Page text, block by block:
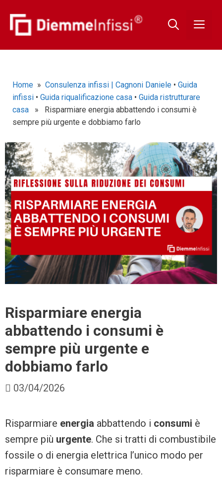
Home » Consulenza infissi | Cagnoni Daniele • Guida
infissi • Guida riqualificazione casa • Guida ristrutturare
casa » Risparmiare energia abbattendo i consumi è
sempre più urgente e dobbiamo farlo
Risparmiare energia
abbattendo i consumi è
sempre più urgente e
dobbiamo farlo
03/04/2026
Risparmiare energia abbattendo i consumi è
sempre più urgente. Che si tratti di combustibile
fossile o di energia elettrica l’unico modo per
risparmiare è consumare meno.